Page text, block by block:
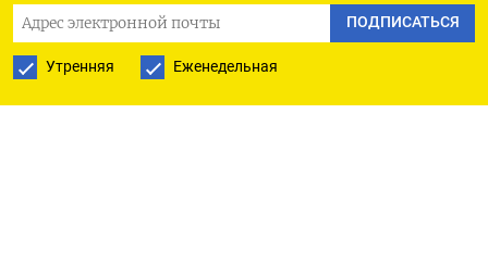
ПОДПИСАТЬСЯ
Утренняя Еженедельная
ПОДПИСАТЬСЯ НА ТЕЛЕГРАМ